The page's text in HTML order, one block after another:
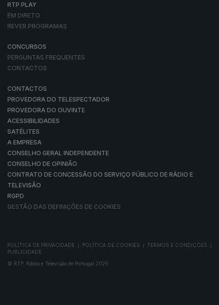
RTP PLAY
EM DIRETO
REVER PROGRAMAS
CONCURSOS
PERGUNTAS FREQUENTES
CONTACTOS
CONTACTOS
PROVEDORA DO TELESPECTADOR
PROVEDORA DO OUVINTE
ACESSIBILIDADES
SATÉLITES
A EMPRESA
CONSELHO GERAL INDEPENDENTE
CONSELHO DE OPINIÃO
CONTRATO DE CONCESSÃO DO SERVIÇO PÚBLICO DE RÁDIO E
TELEVISÃO
RGPD
GESTÃO DAS DEFINIÇÕES DE COOKIES
POLÍTICA DE PRIVACIDADE POLÍTICA DE COOKIES TERMOS E CONDIÇÕES
PUBLICIDADE
© RTP, Rádio e Televisão de Portugal 2026